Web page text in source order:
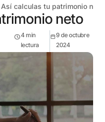
Así calculas tu patrimonio neto
neto
4 min
lectura
9 de octubre
2024